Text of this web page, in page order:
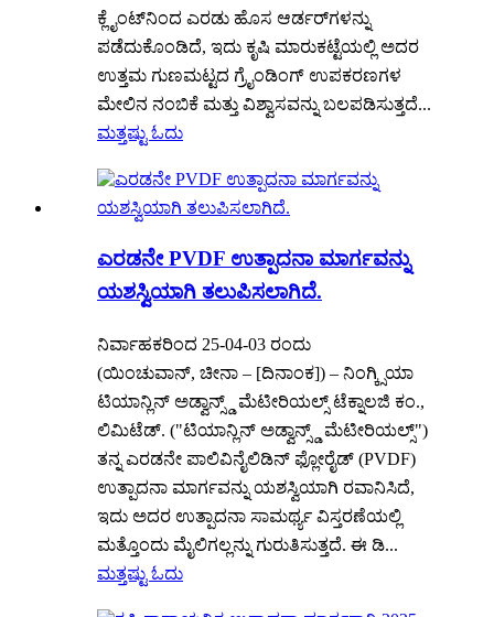
ಕ್ಲೈಂಟ್‌ನಿಂದ ಎರಡು ಹೊಸ ಆರ್ಡರ್‌ಗಳನ್ನು
ಪಡೆದುಕೊಂಡಿದೆ, ಇದು ಕೃಷಿ ಮಾರುಕಟ್ಟೆಯಲ್ಲಿ ಅದರ
ಉತ್ತಮ ಗುಣಮಟ್ಟದ ಗ್ರೈಂಡಿಂಗ್ ಉಪಕರಣಗಳ
ಮೇಲಿನ ನಂಬಿಕೆ ಮತ್ತು ವಿಶ್ವಾಸವನ್ನು ಬಲಪಡಿಸುತ್ತದೆ...
ಮತ್ತಷ್ಟು ಓದು
ಎರಡನೇ PVDF ಉತ್ಪಾದನಾ ಮಾರ್ಗವನ್ನು
ಯಶಸ್ವಿಯಾಗಿ ತಲುಪಿಸಲಾಗಿದೆ.
ನಿರ್ವಾಹಕರಿಂದ 25-04-03 ರಂದು
(ಯಿಂಚುವಾನ್, ಚೀನಾ – [ದಿನಾಂಕ]) – ನಿಂಗ್ಕ್ಸಿಯಾ
ಟಿಯಾನ್ಲಿನ್ ಅಡ್ವಾನ್ಸ್ಡ್ ಮೆಟೀರಿಯಲ್ಸ್ ಟೆಕ್ನಾಲಜಿ ಕಂ.,
ಲಿಮಿಟೆಡ್. ("ಟಿಯಾನ್ಲಿನ್ ಅಡ್ವಾನ್ಸ್ಡ್ ಮೆಟೀರಿಯಲ್ಸ್")
ತನ್ನ ಎರಡನೇ ಪಾಲಿವಿನೈಲಿಡಿನ್ ಫ್ಲೋರೈಡ್ (PVDF)
ಉತ್ಪಾದನಾ ಮಾರ್ಗವನ್ನು ಯಶಸ್ವಿಯಾಗಿ ರವಾನಿಸಿದೆ,
ಇದು ಅದರ ಉತ್ಪಾದನಾ ಸಾಮರ್ಥ್ಯ ವಿಸ್ತರಣೆಯಲ್ಲಿ
ಮತ್ತೊಂದು ಮೈಲಿಗಲ್ಲನ್ನು ಗುರುತಿಸುತ್ತದೆ. ಈ ಡಿ...
ಮತ್ತಷ್ಟು ಓದು